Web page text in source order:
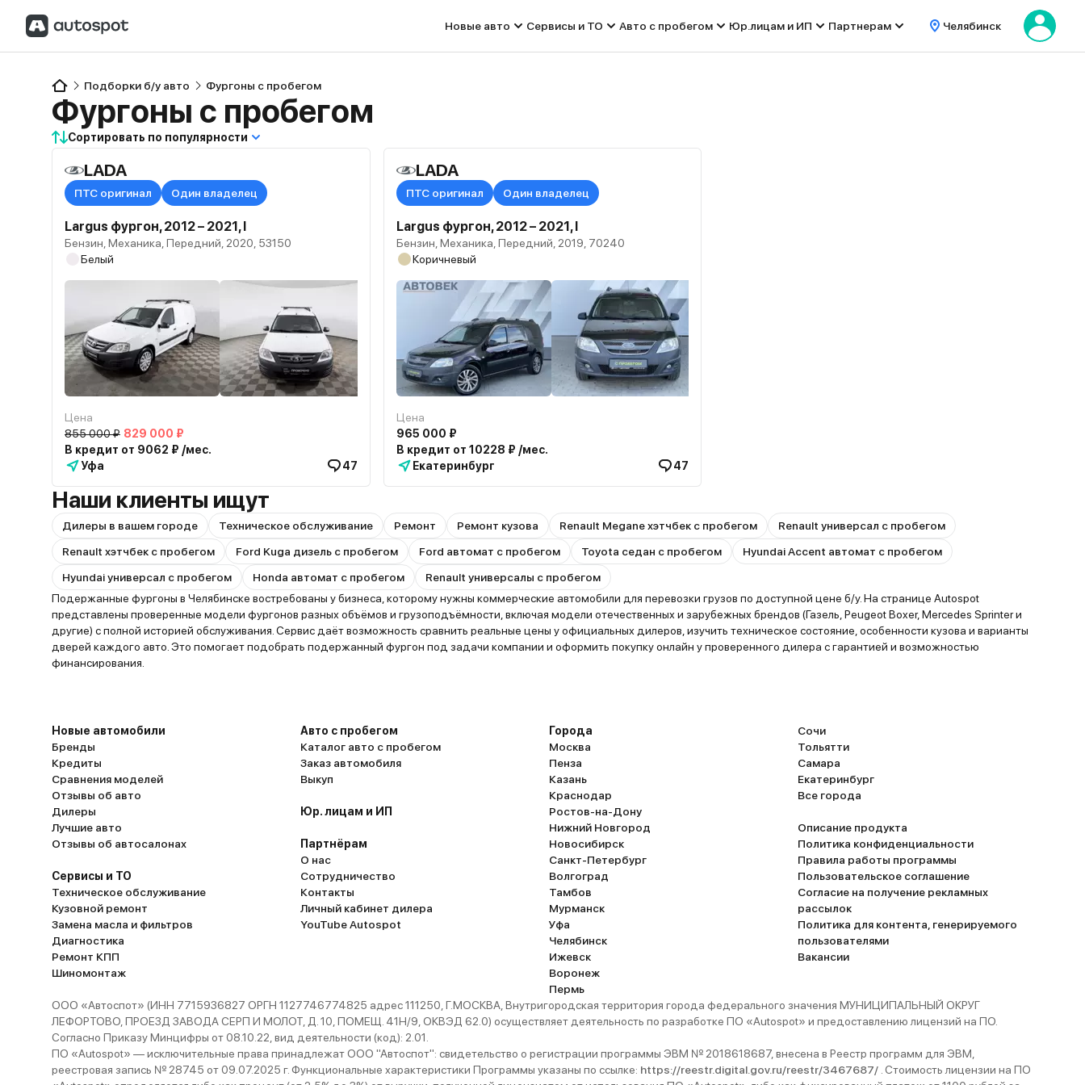
Новые авто Сервисы и ТО Авто с пробегом Юр.лицам и ИП Партнерам Челябинск
Подборки б/у авто Фургоны с пробегом
Фургоны с пробегом
Сортировать по популярности
LADA
ПТС оригинал Один владелец
Largus фургон, 2012 – 2021, I
Бензин, Механика, Передний, 2020, 53150
Белый
Цена
855 000 ₽ 829 000 ₽
В кредит от 9062 ₽ /мес.
Уфа
47
LADA
ПТС оригинал Один владелец
Largus фургон, 2012 – 2021, I
Бензин, Механика, Передний, 2019, 70240
Коричневый
Цена
965 000 ₽
В кредит от 10228 ₽ /мес.
Екатеринбург
47
Наши клиенты ищут
Дилеры в вашем городе Техническое обслуживание Ремонт Ремонт кузова Renault Megane хэтчбек с пробегом
Renault универсал с пробегом
Renault хэтчбек с пробегом
Ford Kuga дизель с пробегом Ford автомат с пробегом Toyota седан с пробегом
Hyundai Accent автомат с пробегом
Hyundai универсал с пробегом
Honda автомат с пробегом
Renault универсалы с пробегом
Подержанные фургоны в Челябинске востребованы у бизнеса, которому нужны коммерческие автомобили для перевозки грузов по доступной цене б/у. На странице Autospot
представлены проверенные модели фургонов разных объёмов и грузоподъёмности, включая модели отечественных и зарубежных брендов (Газель, Peugeot Boxer, Mercedes Sprinter и
другие) с полной историей обслуживания. Сервис даёт возможность сравнить реальные цены у официальных дилеров, изучить техническое состояние, особенности кузова и варианты
дверей каждого авто. Это помогает подобрать подержанный фургон под задачи компании и оформить покупку онлайн у проверенного дилера с гарантией и возможностью
финансирования.
Новые автомобили
Бренды
Кредиты
Сравнения моделей
Отзывы об авто
Дилеры
Лучшие авто
Отзывы об автосалонах
Сервисы и ТО
Техническое обслуживание
Кузовной ремонт
Замена масла и фильтров
Диагностика
Ремонт КПП
Шиномонтаж
Авто с пробегом
Каталог авто с пробегом
Заказ автомобиля
Выкуп
Юр. лицам и ИП
Партнёрам
О нас
Сотрудничество
Контакты
Личный кабинет дилера
YouTube Autospot
Города
Москва
Пенза
Казань
Краснодар
Ростов-на-Дону
Нижний Новгород
Новосибирск
Санкт-Петербург
Волгоград
Тамбов
Мурманск
Уфа
Челябинск
Ижевск
Воронеж
Пермь
Сочи
Тольятти
Самара
Екатеринбург
Все города
Описание продукта
Политика конфиденциальности
Правила работы программы
Пользовательское соглашение
Согласие на получение рекламных
рассылок
Политика для контента, генерируемого
пользователями
Вакансии
ООО «Автоспот» (ИНН 7715936827 ОРГН 1127746774825 адрес 111250, Г.МОСКВА, Внутригородская территория города федерального значения МУНИЦИПАЛЬНЫЙ ОКРУГ
ЛЕФОРТОВО, ПРОЕЗД ЗАВОДА СЕРП И МОЛОТ, Д. 10, ПОМЕЩ. 41Н/9, ОКВЭД 62.0) осуществляет деятельность по разработке ПО «Autospot» и предоставлению лицензий на ПО.
Согласно Приказу Минцифры от 08.10.22, вид деятельности (код): 2.01.
ПО «Autospot» — исключительные права принадлежат ООО "Автоспот": свидетельство о регистрации программы ЭВМ № 2018618687, внесена в Реестр программ для ЭВМ,
реестровая запись № 28745 от 09.07.2025 г. Функциональные характеристики Программы указаны по ссылке: https://reestr.digital.gov.ru/reestr/3467687/ . Стоимость лицензии на ПО